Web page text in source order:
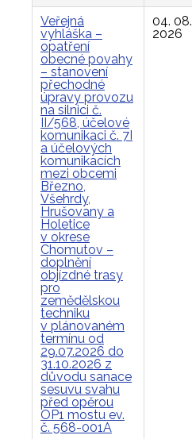
Veřejná
vyhláška –
opatření
obecné povahy
– stanovení
přechodné
úpravy provozu
na silnici č.
II/568, účelové
komunikaci č. 7I
a účelových
komunikacích
mezi obcemi
Březno,
Všehrdy,
Hrušovany a
Holetice
v okrese
Chomutov –
doplnění
objízdné trasy
pro
zemědělskou
techniku
v plánovaném
termínu od
29.07.2026 do
31.10.2026 z
důvodu sanace
sesuvu svahu
před opěrou
OP1 mostu ev.
č. 568-001A
04. 08.
2026